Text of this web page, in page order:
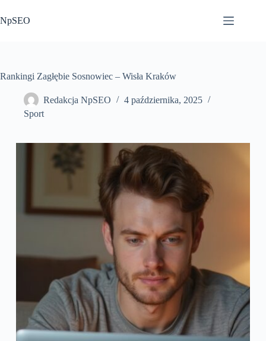
do
treści
NpSEO
Rankingi Zagłębie Sosnowiec – Wisła Kraków
Redakcja NpSEO
4 października, 2025
Sport